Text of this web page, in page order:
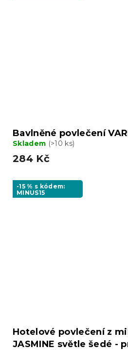
Bavlněné povlečení
Skladem (>10 ks)
284 Kč
-15 % s kódem:
MINUS15
Hotelové povlečení z
JASMINE světle šedé -